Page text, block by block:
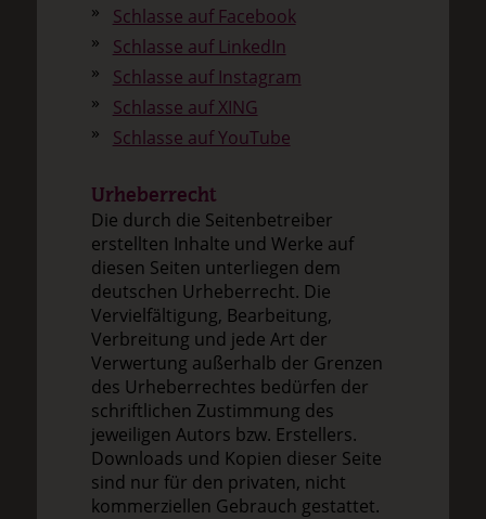
Schlasse auf Facebook
Schlasse auf LinkedIn
Schlasse auf Instagram
Schlasse auf XING
Schlasse auf YouTube
Urheberrecht
Die durch die Seitenbetreiber
erstellten Inhalte und Werke auf
diesen Seiten unterliegen dem
deutschen Urheberrecht. Die
Vervielfältigung, Bearbeitung,
Verbreitung und jede Art der
Verwertung außerhalb der Grenzen
des Urheberrechtes bedürfen der
schriftlichen Zustimmung des
jeweiligen Autors bzw. Erstellers.
Downloads und Kopien dieser Seite
sind nur für den privaten, nicht
kommerziellen Gebrauch gestattet.